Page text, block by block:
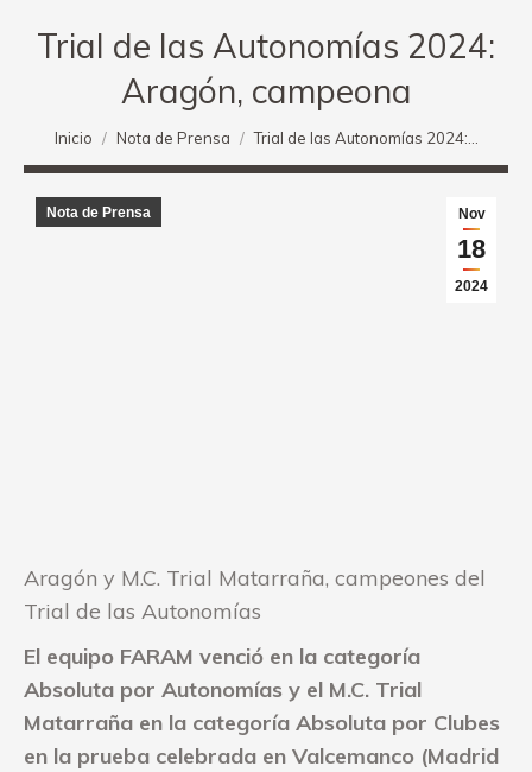
Trial de las Autonomías 2024:
Aragón, campeona
Estás aquí:
Inicio Nota de Prensa Trial de las Autonomías 2024:…
Nov
18
2024
Nota de Prensa
Aragón y M.C. Trial Matarraña, campeones del
Trial de las Autonomías
El equipo FARAM venció en la categoría
Absoluta por Autonomías y el M.C. Trial
Matarraña en la categoría Absoluta por Clubes
en la prueba celebrada en Valcemanco (Madrid